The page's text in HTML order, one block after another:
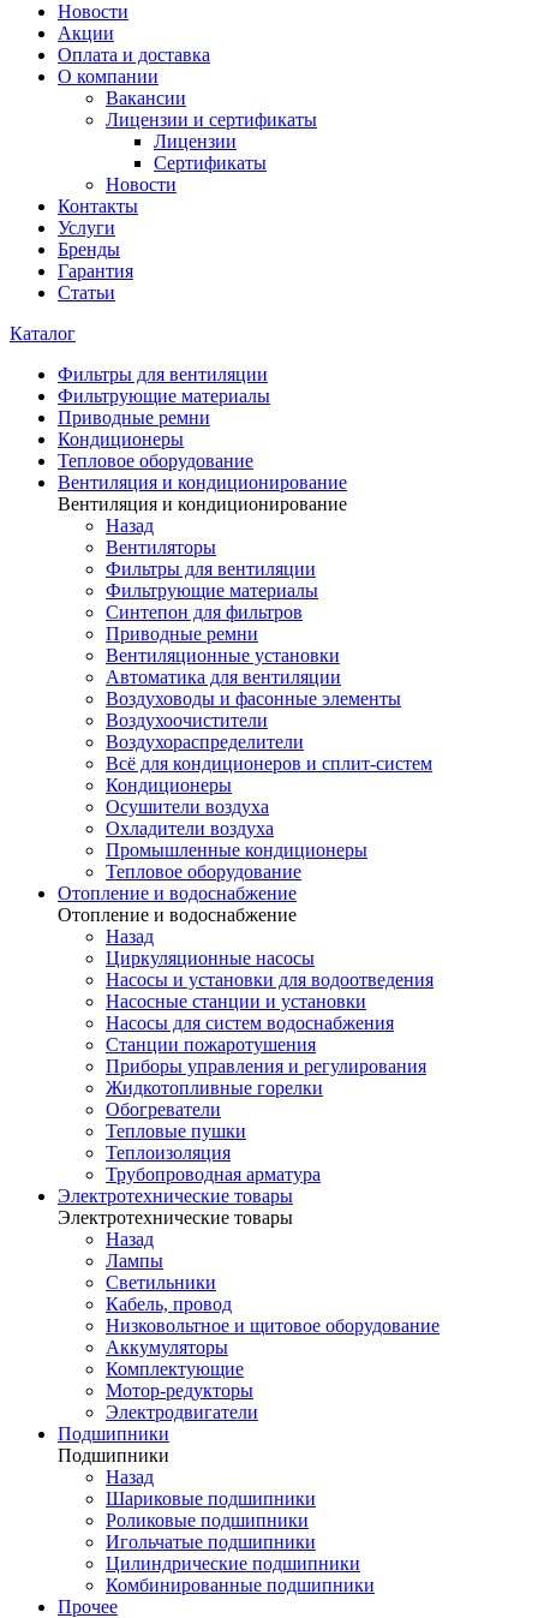
Новости
Акции
Оплата и доставка
О компании
Вакансии
Лицензии и сертификаты
Лицензии
Сертификаты
Новости
Контакты
Услуги
Бренды
Гарантия
Статьи
Каталог
Фильтры для вентиляции
Фильтрующие материалы
Приводные ремни
Кондиционеры
Тепловое оборудование
Вентиляция и кондиционирование
Вентиляция и кондиционирование
Назад
Вентиляторы
Фильтры для вентиляции
Фильтрующие материалы
Синтепон для фильтров
Приводные ремни
Вентиляционные установки
Автоматика для вентиляции
Воздуховоды и фасонные элементы
Воздухоочистители
Воздухораспределители
Всё для кондиционеров и сплит-систем
Кондиционеры
Осушители воздуха
Охладители воздуха
Промышленные кондиционеры
Тепловое оборудование
Отопление и водоснабжение
Отопление и водоснабжение
Назад
Циркуляционные насосы
Насосы и установки для водоотведения
Насосные станции и установки
Насосы для систем водоснабжения
Станции пожаротушения
Приборы управления и регулирования
Жидкотопливные горелки
Обогреватели
Тепловые пушки
Теплоизоляция
Трубопроводная арматура
Электротехнические товары
Электротехнические товары
Назад
Лампы
Светильники
Кабель, провод
Низковольтное и щитовое оборудование
Аккумуляторы
Комплектующие
Мотор-редукторы
Электродвигатели
Подшипники
Подшипники
Назад
Шариковые подшипники
Роликовые подшипники
Игольчатые подшипники
Цилиндрические подшипники
Комбинированные подшипники
Прочее